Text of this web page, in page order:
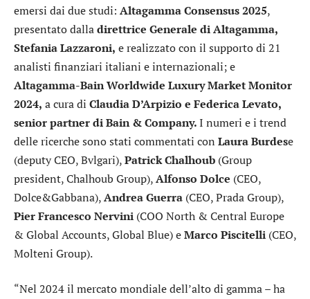
emersi dai due studi: Altagamma Consensus 2025,
presentato dalladirettrice Generale di Altagamma,
Stefania Lazzaroni, e realizzato con il supporto di 21
analisti finanziari italiani e internazionali; e
Altagamma-Bain Worldwide Luxury Market Monitor
2024, a cura di Claudia D’Arpizio e Federica Levato,
senior partner di Bain & Company.I numeri e i trend
delle ricerche sono stati commentati con Laura Burdese
(deputy CEO, Bvlgari),Patrick Chalhoub (Group
president, Chalhoub Group),Alfonso Dolce (CEO,
Dolce&Gabbana),Andrea Guerra (CEO, Prada Group),
Pier Francesco Nervini (COO North & Central Europe
& Global Accounts, Global Blue) eMarco Piscitelli (CEO,
Molteni Group).
“Nel 2024 il mercato mondiale dell’alto di gamma – ha